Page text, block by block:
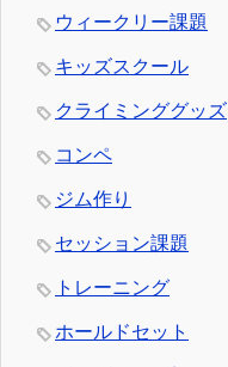
ウィークリー課題
キッズスクール
クライミンググッズ
コンペ
ジム作り
セッション課題
トレーニング
ホールドセット